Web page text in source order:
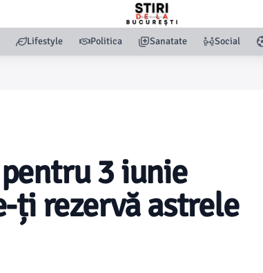
Lifestyle Politica Sanatate Social
3 iunie
ți rezervă astrele